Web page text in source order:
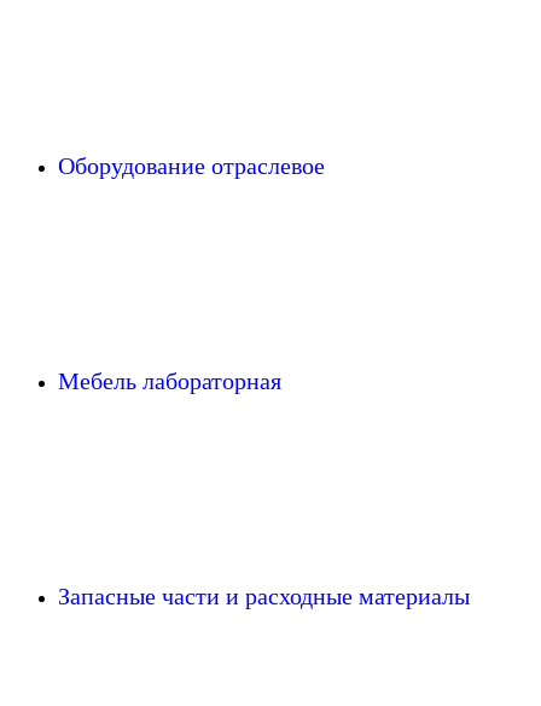
Оборудование отраслевое
Мебель лабораторная
Запасные части и расходные материалы